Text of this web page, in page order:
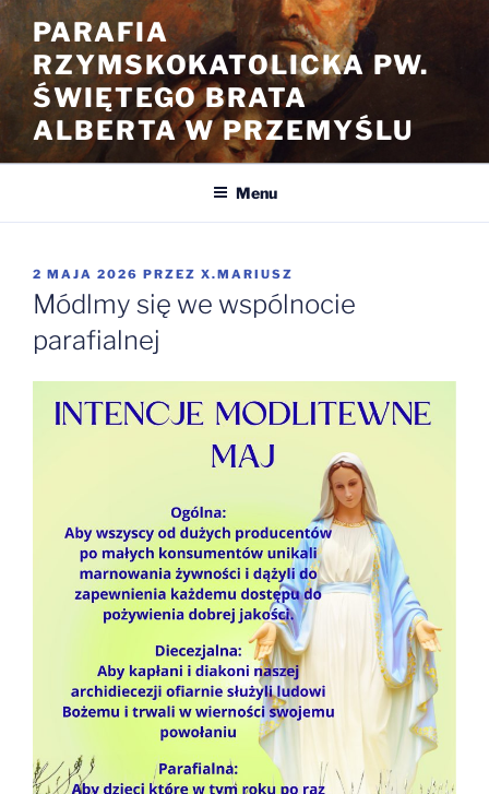
Przejdź
do
treści
PARAFIA
RZYMSKOKATOLICKA PW.
ŚWIĘTEGO BRATA
ALBERTA W PRZEMYŚLU
Menu
OPUBLIKOWANE
W
2 MAJA 2026 PRZEZ X.MARIUSZ
Módlmy się we wspólnocie
parafialnej